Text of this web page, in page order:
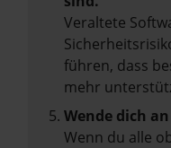
Veraltete
führen, dass
mehr
Wende dich
Wenn du alle